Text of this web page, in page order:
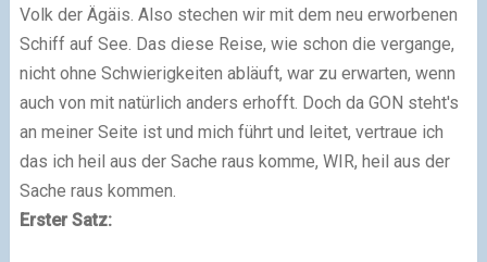
Volk der Ägäis. Also stechen wir mit dem neu erworbenen
Schiff auf See. Das diese Reise, wie schon die vergange,
nicht ohne Schwierigkeiten abläuft, war zu erwarten, wenn
auch von mit natürlich anders erhofft. Doch da GON steht's
an meiner Seite ist und mich führt und leitet, vertraue ich
das ich heil aus der Sache raus komme, WIR, heil aus der
Sache raus kommen.
Erster Satz: